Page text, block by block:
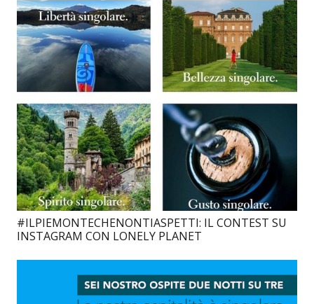
#ILPIEMONTECHENONTIASPETTI: IL CONTEST SU
INSTAGRAM CON LONELY PLANET